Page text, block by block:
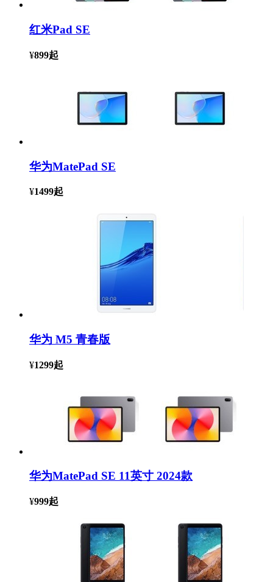
红米Pad SE
¥899起
华为MatePad SE
¥1499起
华为 M5 青春版
¥1299起
华为MatePad SE 11英寸 2024款
¥999起